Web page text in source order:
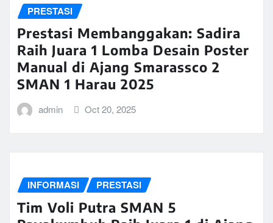
PRESTASI
Prestasi Membanggakan: Sadira
Raih Juara 1 Lomba Desain Poster
Manual di Ajang Smarassco 2
SMAN 1 Harau 2025
admin Oct 20, 2025
INFORMASI PRESTASI
Tim Voli Putra SMAN 5